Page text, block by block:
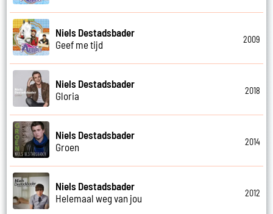
Niels Destadsbader
Geef me tijd
2009
Niels Destadsbader
Gloria
2018
Niels Destadsbader
Groen
2014
Niels Destadsbader
Helemaal weg van jou
2012